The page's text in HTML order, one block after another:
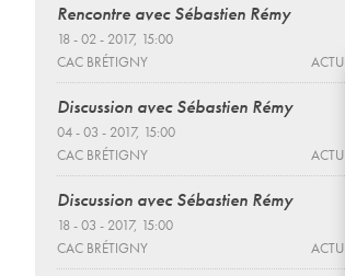
Rencontre avec Sébastien Rémy
18 - 02 - 2017, 15:00
CAC BRÉTIGNY
ACTU
Discussion avec Sébastien Rémy
04 - 03 - 2017, 15:00
CAC BRÉTIGNY
ACTU
Discussion avec Sébastien Rémy
18 - 03 - 2017, 15:00
CAC BRÉTIGNY
ACTU